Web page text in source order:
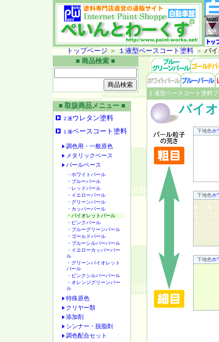
トップページ ＞ １液型ベースコート塗料＞バ
■ 商品検索 ■
■ 取扱商品メニュー ■
２液ウレタン塗料
１液ベースコート塗料
調色用・一般原色
メタリックベース
パールベース
・ホワイトパール
・ブルーパール
・レッドパール
・イエローパール
・グリーンパール
・カッパーパール
・バイオレットパール
・ピンクパール
・ブルーグリーンパール
・ゴールドパール
・ブルーシルバーパール
・イエローカッパーパー
ル
・グリーンバイオレット
パール
・ピンクシルバーパール
・オレンジグリーンパー
ル
特殊原色
クリヤー類
添加剤
シンナー・脱脂剤
調色配合セット
１液型ベースコート塗料
バイ
下地色ホ
下地色ホ
下地色ホ